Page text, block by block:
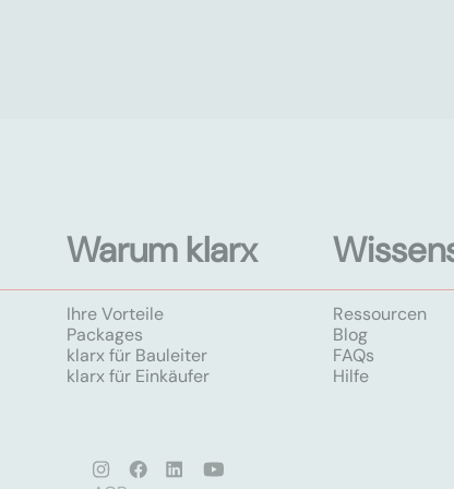
Warum klarx
Ihre Vorteile
Packages
klarx für Bauleiter
klarx für Einkäufer
Ressourcen
Blog
FAQs
Hilfe